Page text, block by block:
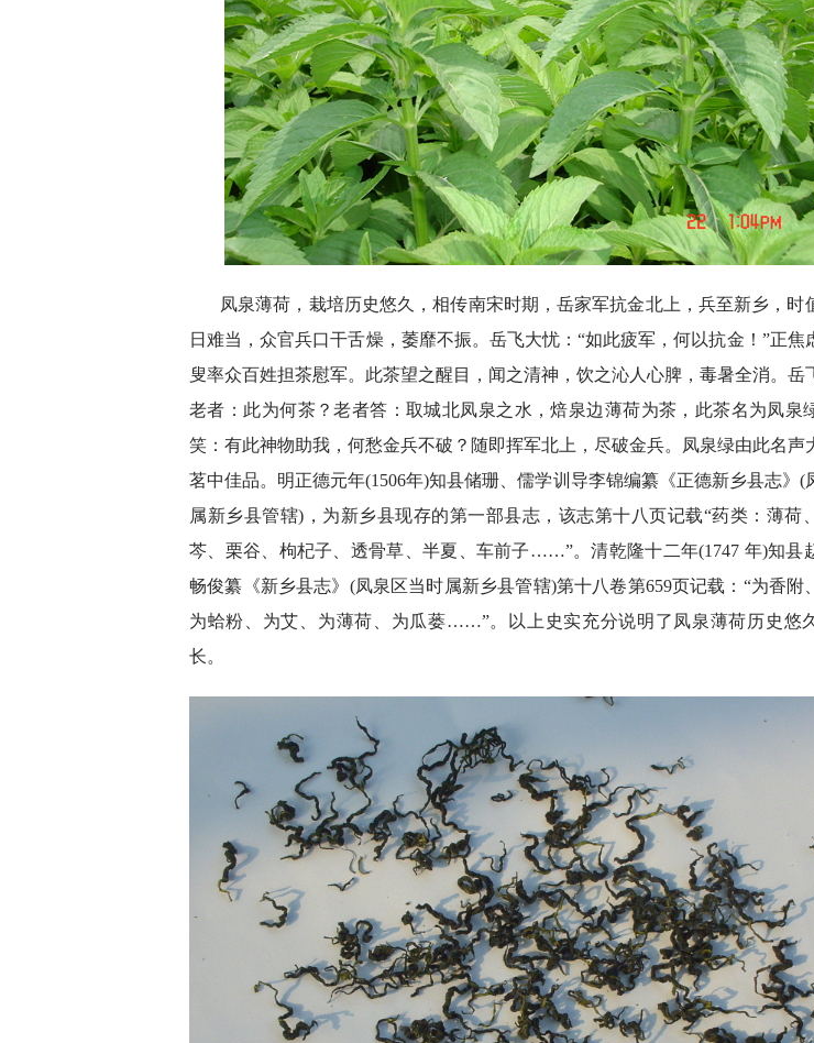
凤泉薄荷，栽培历史悠久，相传南宋时期，岳家军抗金北上，兵至新乡，时
日难当，众官兵口干舌燥，萎靡不振。岳飞大忧：“如此疲军，何以抗金！”正焦
叟率众百姓担茶慰军。此茶望之醒目，闻之清神，饮之沁人心脾，毒暑全消。岳
老者：此为何茶？老者答：取城北凤泉之水，焙泉边薄荷为茶，此茶名为凤泉
笑：有此神物助我，何愁金兵不破？随即挥军北上，尽破金兵。凤泉绿由此名声
茗中佳品。明正德元年(1506年)知县储珊、儒学训导李锦编纂《正德新乡县志》(
属新乡县管辖)，为新乡县现存的第一部县志，该志第十八页记载“药类：薄荷
芩、栗谷、枸杞子、透骨草、半夏、车前子……”。清乾隆十二年(1747 年)知县
畅俊纂《新乡县志》(凤泉区当时属新乡县管辖)第十八卷第659页记载：“为香附
为蛤粉、为艾、为薄荷、为瓜蒌……”。以上史实充分说明了凤泉薄荷历史悠
长。